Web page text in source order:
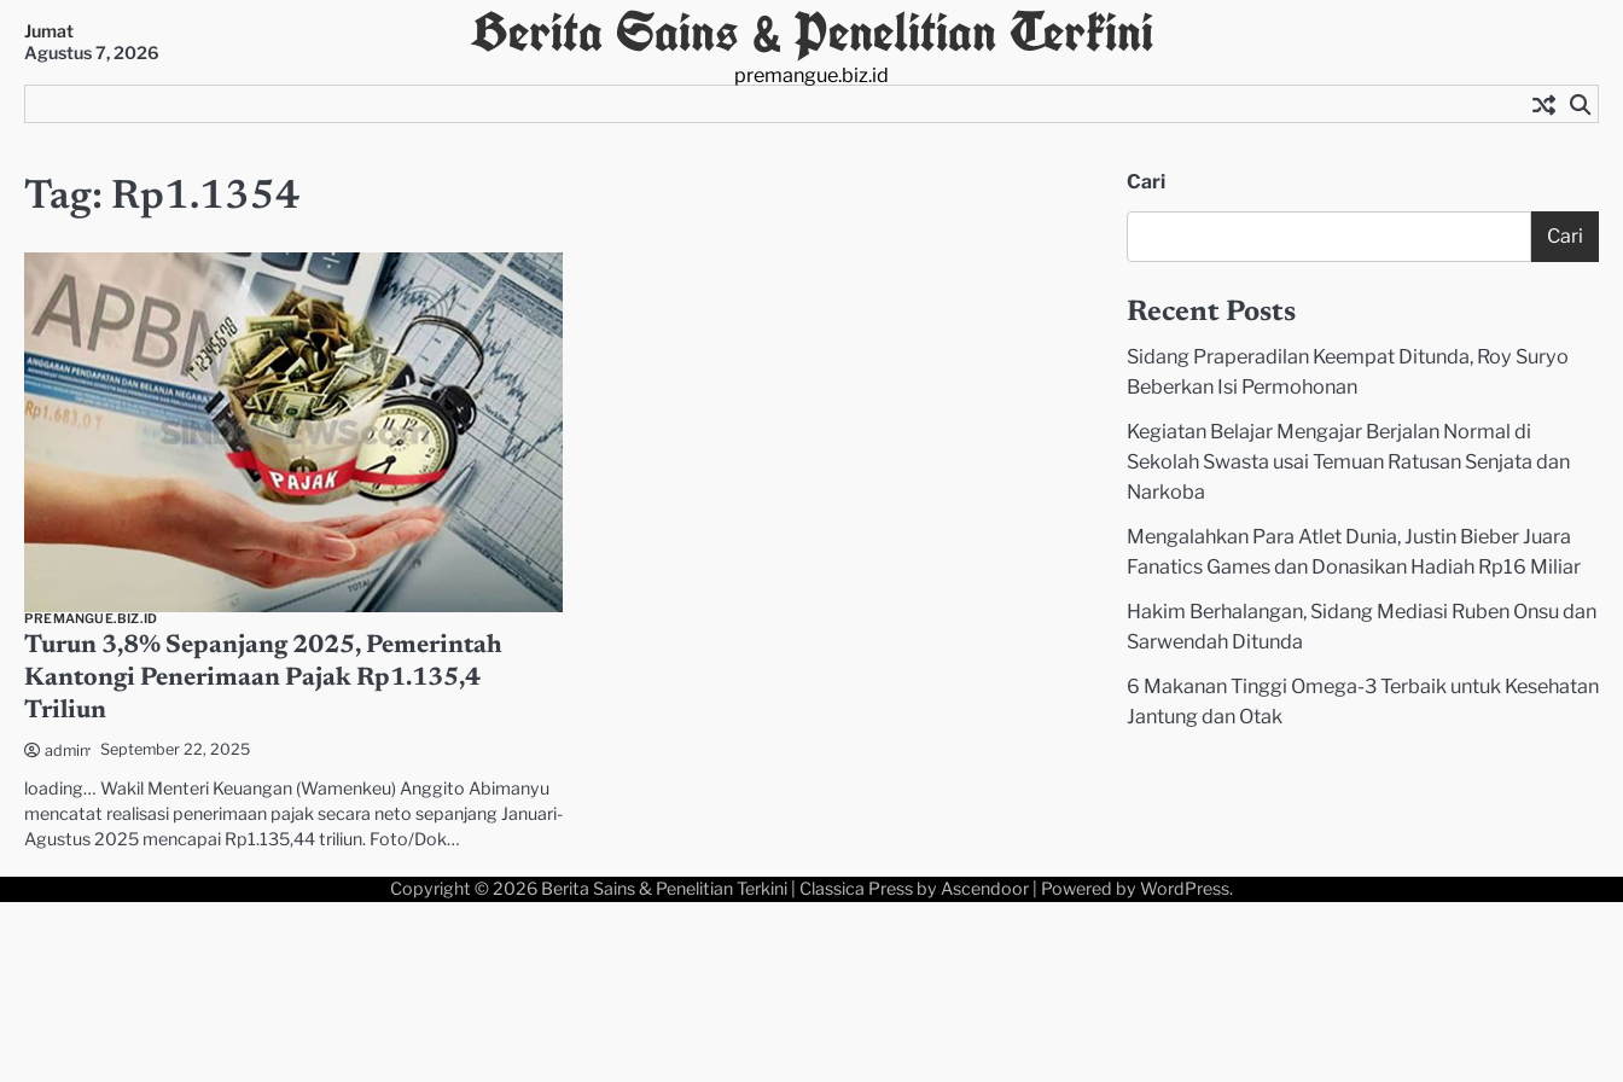
content
Jumat
Agustus 7, 2026
Berita Sains & Penelitian Terkini
premangue.biz.id
Tag: Rp1.1354
PREMANGUE.BIZ.ID
Turun 3,8% Sepanjang 2025, Pemerintah
Kantongi Penerimaan Pajak Rp1.135,4
Triliun
admin September 22, 2025
loading… Wakil Menteri Keuangan (Wamenkeu) Anggito Abimanyu
mencatat realisasi penerimaan pajak secara neto sepanjang Januari-
Agustus 2025 mencapai Rp1.135,44 triliun. Foto/Dok…
Cari
Cari
Recent Posts
Sidang Praperadilan Keempat Ditunda, Roy Suryo
Beberkan Isi Permohonan
Kegiatan Belajar Mengajar Berjalan Normal di
Sekolah Swasta usai Temuan Ratusan Senjata dan
Narkoba
Mengalahkan Para Atlet Dunia, Justin Bieber Juara
Fanatics Games dan Donasikan Hadiah Rp16 Miliar
Hakim Berhalangan, Sidang Mediasi Ruben Onsu dan
Sarwendah Ditunda
6 Makanan Tinggi Omega-3 Terbaik untuk Kesehatan
Jantung dan Otak
Copyright © 2026 Berita Sains & Penelitian Terkini | Classica Press by Ascendoor | Powered by WordPress.